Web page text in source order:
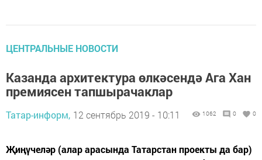
ЦЕНТРАЛЬНЫЕ НОВОСТИ
Казанда архитектура өлкәсендә Ага Хан
премиясен тапшырачаклар
Татар-информ, 12 сентябрь 2019 - 10:11 1062 0 0
Җиңүчеләр (алар арасында Татарстан проекты да бар)